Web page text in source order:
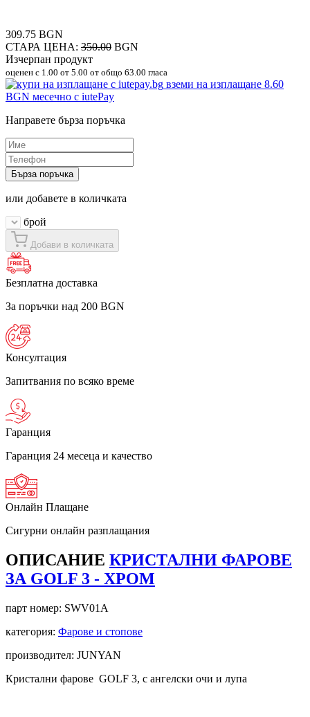
309.75 BGN
СТАРА ЦЕНА: 350.00 BGN
Изчерпан продукт
оценен с 1.00 от 5.00 от общо 63.00 гласа
вземи на изплащане 8.60
BGN месечно с iutePay
Направете бърза поръчка
Бърза поръчка
или добавете в количката
брой
Добави в количката
Безплатна доставка
За поръчки над 200 BGN
Консултация
Запитвания по всяко време
Гаранция
Гаранция 24 месеца и качество
Онлайн Плащане
Сигурни онлайн разплащания
ОПИСАНИЕ КРИСТАЛНИ ФАРОВЕ
ЗА GOLF 3 - ХРОМ
парт номер: SWV01A
категория: Фарове и стопове
производител: JUNYAN
Кристални фарове GOLF 3, с ангелски очи и лупа